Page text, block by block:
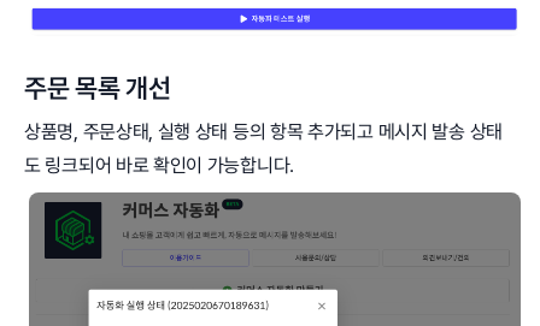
주문 목록 개선
상품명, 주문상태, 실행 상태 등의 항목 추가되고 메시지 발송 상태
도 링크되어 바로 확인이 가능합니다.